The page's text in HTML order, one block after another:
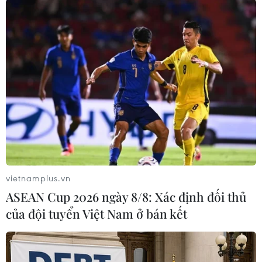
#Tướng Qasem Soleimani
#rút quân Mỹ
Theo dõi VietnamPlus
TIN LIÊN QUAN
vietnamplus.vn
ASEAN Cup 2026 ngày 8/8: Xác định đối thủ
của đội tuyển Việt Nam ở bán kết